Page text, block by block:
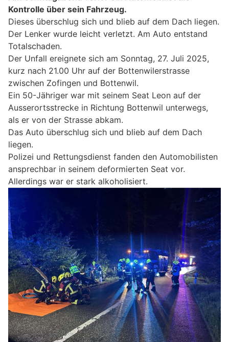
Kontrolle über sein Fahrzeug.
Dieses überschlug sich und blieb auf dem Dach liegen.
Der Lenker wurde leicht verletzt. Am Auto entstand
Totalschaden.
Der Unfall ereignete sich am Sonntag, 27. Juli 2025,
kurz nach 21.00 Uhr auf der Bottenwilerstrasse
zwischen Zofingen und Bottenwil.
Ein 50-Jähriger war mit seinem Seat Leon auf der
Ausserortsstrecke in Richtung Bottenwil unterwegs,
als er von der Strasse abkam.
Das Auto überschlug sich und blieb auf dem Dach
liegen.
Polizei und Rettungsdienst fanden den Automobilisten
ansprechbar in seinem deformierten Seat vor.
Allerdings war er stark alkoholisiert.